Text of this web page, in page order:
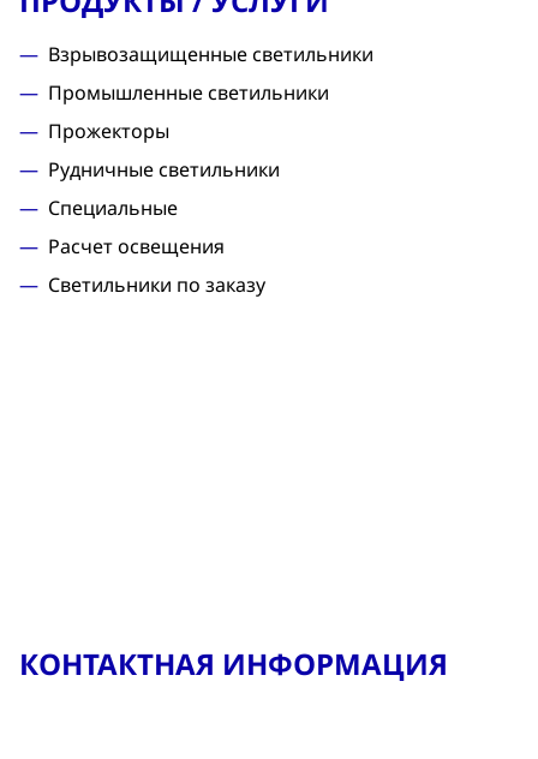
Взрывoзащищенные светильники
Промышленные светильники
Прожекторы
Рудничные светильники
Специальные
Расчет освещения
Светильники по заказу
КОНТАКТНАЯ ИНФОРМАЦИЯ